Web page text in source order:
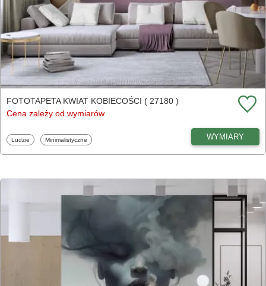
FOTOTAPETA KWIAT KOBIECOŚCI ( 27180 )
Cena zależy od wymiarów
Fototapety
Ludzie Fototapety
Minimalistyczne WYMIARY